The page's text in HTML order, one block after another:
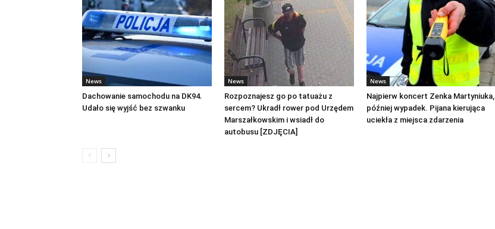
News
Dachowanie samochodu na DK94.
Udało się wyjść bez szwanku
News
Rozpoznajesz go po tatuażu z
sercem? Ukradł rower pod Urzędem
Marszałkowskim i wsiadł do
autobusu [ZDJĘCIA]
News
Najpierw koncert Zenka Martyniuka,
później wypadek. Pijana kierująca
uciekła z miejsca zdarzenia